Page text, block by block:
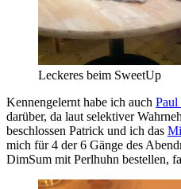
Leckeres beim SweetUp
Kennengelernt habe ich auch Paul
darüber, da laut selektiver
beschlossen Patrick und ich das
mich für 4 der 6 Gänge des
DimSum mit Perlhuhn bestellen,